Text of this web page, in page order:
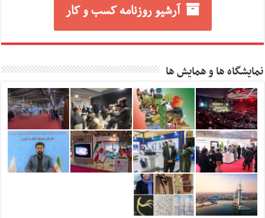
آرشیو روزنامه کسب و کار
نمایشگاه ها و همایش ها